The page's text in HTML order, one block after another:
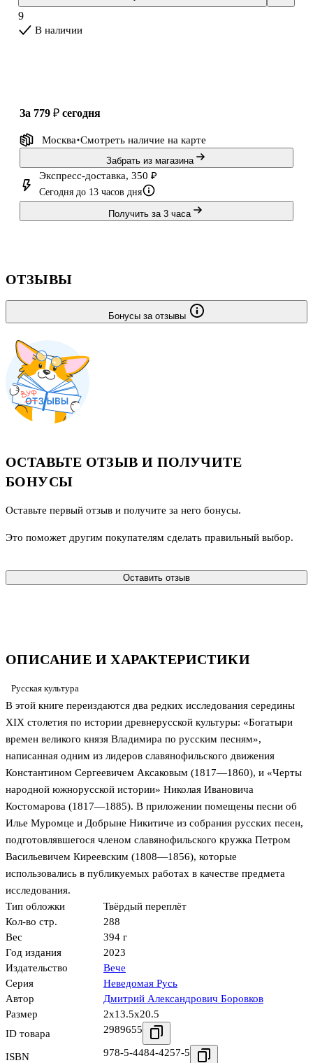
9
В наличии
за 779 ₽ сегодня
Москва Смотреть наличие на карте
Забрать из магазина
Экспресс-доставка, 350 ₽
Сегодня до 13 часов дня
Получить за 3 часа
ОПИСАНИЕ И ХАРАКТЕРИСТИКИ
Русская культура
В этой книге переиздаются два редких исследования середины
XIX столетия по истории древнерусской культуры: «Богатыри
времен великого князя Владимира по русским песням»,
написанная одним из лидеров славянофильского движения
Константином Сергеевичем Аксаковым (1817—1860), и «Черты
народной южнорусской истории» Николая Ивановича
Костомарова (1817—1885). В приложении помещены песни об
Илье Муромце и Добрыне Никитиче из собрания русских песен,
подготовлявшегося членом славянофильского кружка Петром
Васильевичем Киреевским (1808—1856), которые
использовались в публикуемых работах в качестве предмета
исследования.
Тип обложки
Твёрдый переплёт
Кол-во стр.
288
Вес
394 г
Год издания
2023
Издательство
Вече
Серия
Неведомая Русь
Автор
Дмитрий Александрович Боровков
Размер
2x13.5x20.5
ID товара
2989655
ISBN 978-5-4484-4257-5
ОТЗЫВЫ
Бонусы за отзывы
ОСТАВЬТЕ ОТЗЫВ И ПОЛУЧИТЕ
БОНУСЫ
Оставьте первый отзыв и получите за него бонусы.
Это поможет другим покупателям сделать правильный выбор.
Оставить отзыв